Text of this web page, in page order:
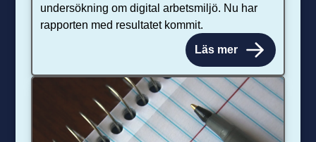
undersökning om digital arbetsmiljö. Nu har
rapporten med resultatet kommit.
Läs mer